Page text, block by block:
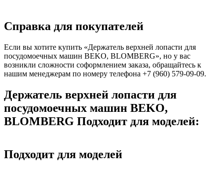
Справка для покупателей
Если вы хотите купить «Держатель верхней лопасти для
посудомоечных машин BEKO, BLOMBERG», но у вас
возникли сложности соформлением заказа, обращайтесь к
нашим менеджерам по номеру телефона +7 (960) 579-09-09.
Держатель верхней лопасти для
посудомоечных машин BEKO,
BLOMBERG Подходит для моделей:
Подходит для моделей